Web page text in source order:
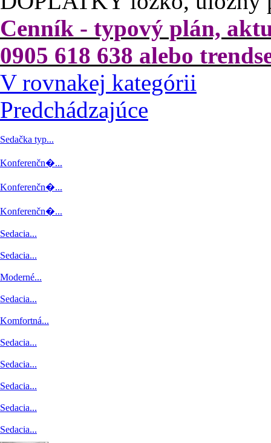
taburet 56x56xvýška 46cm
DOPLATKY lôžko, úložný
Cenník - typový plán,
0905 618 638 alebo
V rovnakej kategórii
Predchádzajúce
Konferenčn�...
Sedacia...
Sedacia...
Moderné...
Sedacia...
Komfortná...
Sedacia...
Sedacia...
Sedacia...